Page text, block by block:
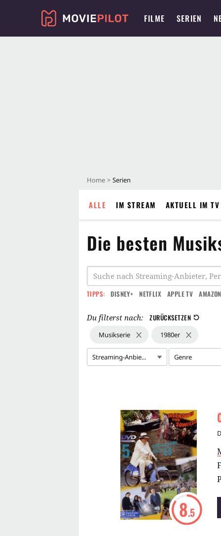
FILME SERIEN
Home Serien
ALLE IM STREAM AKTUELL IM TV
Die besten
TIPPS: DISNEY+ NETFLIX APPLE TV
Du filterst nach: ZURÜCKSETZEN
Musikserie 1980er
Streaming-Anbie... Genre
8.5